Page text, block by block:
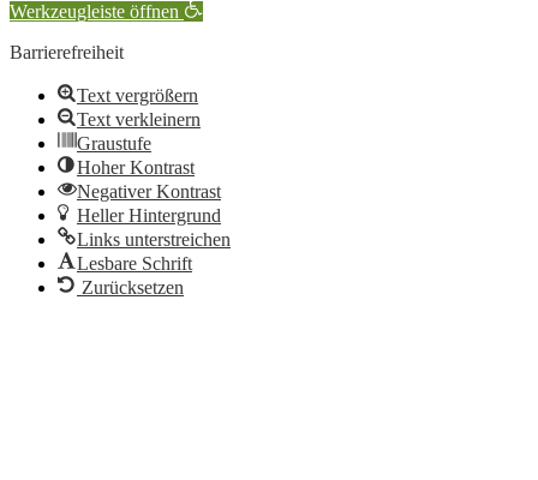
Werkzeugleiste öffnen
Barrierefreiheit
Text vergrößern
Text verkleinern
Graustufe
Hoher Kontrast
Negativer Kontrast
Heller Hintergrund
Links unterstreichen
Lesbare Schrift
Zurücksetzen